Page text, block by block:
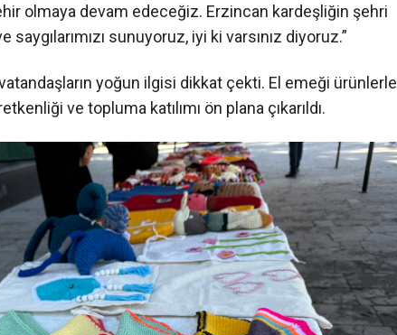
olmaya devam edeceğiz. Erzincan kardeşliğin şehri
sunuyoruz, iyi ki varsınız diyoruz.”
yoğun ilgisi dikkat çekti. El emeği ürünlerle
ve topluma katılımı ön plana çıkarıldı.